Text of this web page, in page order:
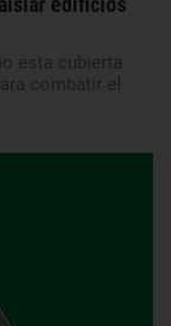
esta cubierta
combatir el